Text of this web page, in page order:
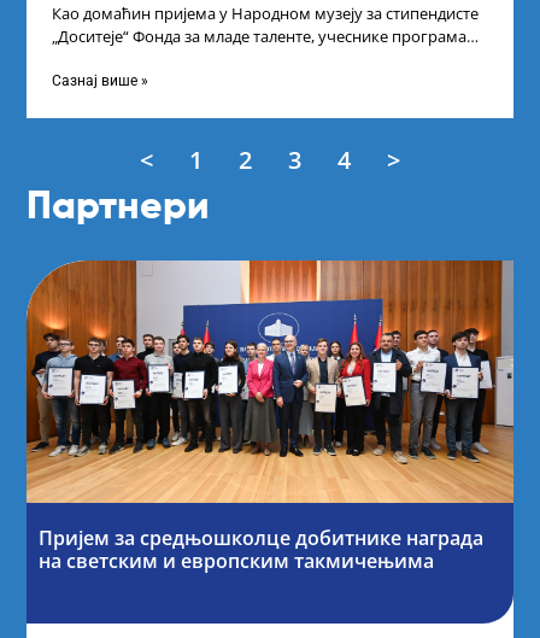
Као домаћин пријема у Народном музеју за стипендисте
„Доситеје“ Фонда за младе таленте, учеснике програма
Сазнај више »
< 1 2 3 4 >
Партнери
Пријем за средњошколце добитнике награда
на светским и европским такмичењима